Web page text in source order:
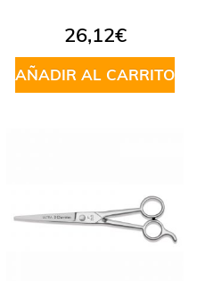
26,12€
AÑADIR AL CARRITO